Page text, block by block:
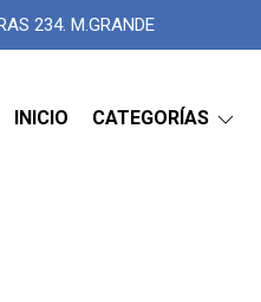
234. M.GRANDE
INICIO CATEGORÍAS